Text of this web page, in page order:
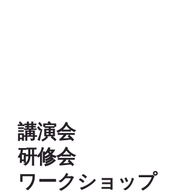
講演会
研修会
​ワークショップ